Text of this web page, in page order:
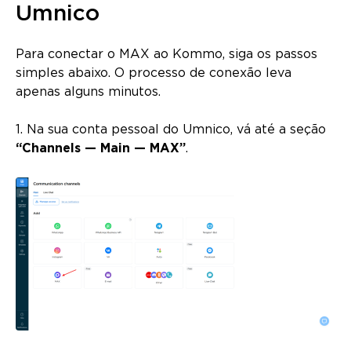
Umnico
Para conectar o MAX ao Kommo, siga os passos
simples abaixo. O processo de conexão leva
apenas alguns minutos.
1. Na sua conta pessoal do Umnico, vá até a seção
“Channels — Main — MAX”.